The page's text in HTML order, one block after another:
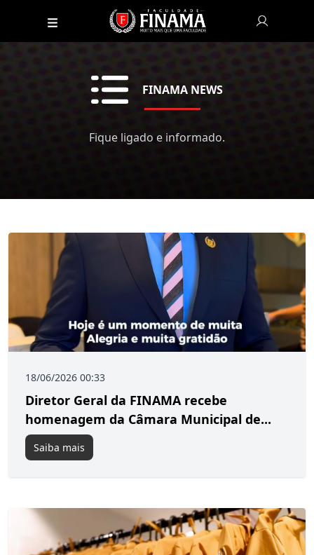
FINAMA NEWS
Fique ligado e informado.
18/06/2026 00:33
Diretor Geral da FINAMA recebe
homenagem da Câmara Municipal de...
Saiba mais